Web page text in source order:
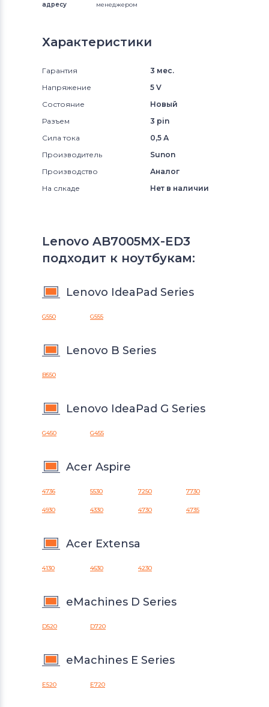
адресу
менеджером
Характеристики
Гарантия
3 мес.
Напряжение
5 V
Состояние
Новый
Разъем
3 pin
Сила тока
0,5 А
Производитель
Sunon
Производство
Аналог
На слкаде
Нет в наличии
Lenovo AB7005MX-ED3
подходит к ноутбукам:
Lenovo IdeaPad Series
G550 G555
Lenovo B Series
B550
Lenovo IdeaPad G Series
G450 G455
Acer Aspire
4736 5530 7250 7730
4930 4330 4730 4735
Acer Extensa
4130 4630 4230
eMachines D Series
D520 D720
eMachines E Series
E520 E720